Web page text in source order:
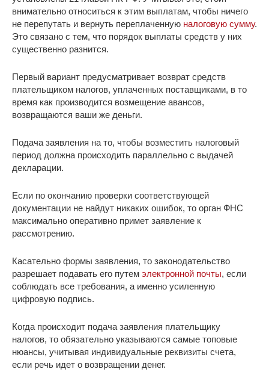
внимательно относиться к этим выплатам, чтобы ничего
не перепутать и вернуть переплаченную налоговую сумму.
Это связано с тем, что порядок выплаты средств у них
существенно разнится.
Первый вариант предусматривает возврат средств
плательщиком налогов, уплаченных поставщиками, в то
время как производится возмещение авансов,
возвращаются ваши же деньги.
Подача заявления на то, чтобы возместить налоговый
период должна происходить параллельно с выдачей
декларации.
Если по окончанию проверки соответствующей
документации не найдут никаких ошибок, то орган ФНС
максимально оперативно примет заявление к
рассмотрению.
Касательно формы заявления, то законодательство
разрешает подавать его путем электронной почты, если
соблюдать все требования, а именно усиленную
цифровую подпись.
Когда происходит подача заявления плательщику
налогов, то обязательно указываются самые топовые
нюансы, учитывая индивидуальные реквизиты счета,
если речь идет о возвращении денег.